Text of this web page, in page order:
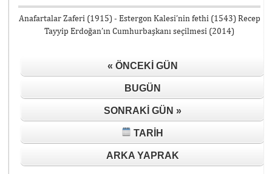
Anafartalar Zaferi (1915) - Estergon Kalesi’nin fethi (1543) Recep
Tayyip Erdoğan’ın Cumhurbaşkanı seçilmesi (2014)
« ÖNCEKI GÜN
BUGÜN
SONRAKI GÜN »
TARIH
ARKA YAPRAK